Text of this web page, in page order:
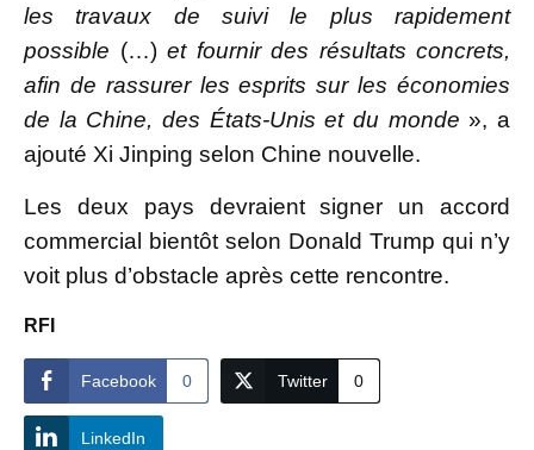
les travaux de suivi le plus rapidement
possible (…) et fournir des résultats concrets,
afin de rassurer les esprits sur les économies
de la Chine, des États-Unis et du monde », a
ajouté Xi Jinping selon Chine nouvelle.
Les deux pays devraient signer un accord
commercial bientôt selon Donald Trump qui n’y
voit plus d’obstacle après cette rencontre.
RFI
Facebook 0 Twitter 0
LinkedIn